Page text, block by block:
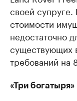
своей
стоимости
недостаточно
существующих
требований на
«Три богатыря»